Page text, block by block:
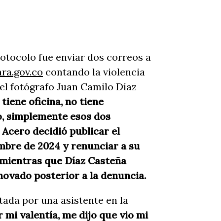
fue enviar dos correos a
contando la violencia
fotógrafo Juan Camilo Díaz
oficina, no tiene
simplemente esos dos
Acero decidió publicar el
de 2024 y renunciar a su
que Díaz Casteña
posterior a la denuncia.
por una asistente en la
valentía, me dijo que vio mi